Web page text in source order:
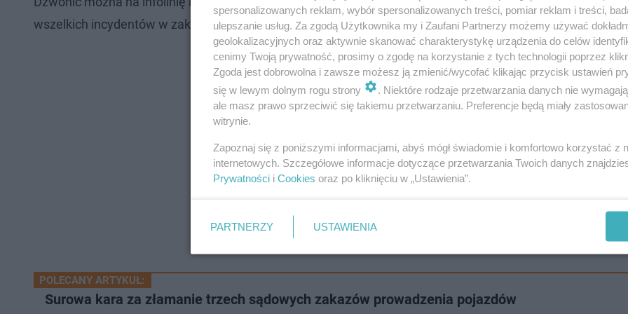
wszelkich incydentów w zakresie cyberbezpieczeństwa.
POLECANY ARTYKUŁ:
Surowa kara za złamanie trzech sądowych zakazów prowadzenia pojazdów
spersonalizowanych reklam, wybór spersonalizowanych treści, pomiar reklam i treści,
ulepszanie usług. Za zgodą Użytkownika my i Zaufani Partnerzy możemy używać
geolokalizacyjnych oraz aktywnie skanować charakterystykę urządzenia do celów
cenimy Twoją prywatność, prosimy o zgodę na korzystanie z tych technologii poprzez
Zgoda jest dobrowolna i zawsze możesz ją zmienić/wycofać klikając przycisk ustawień
się w lewym dolnym rogu strony
. Niektóre rodzaje przetwarzania danych nie
ale masz prawo sprzeciwić się takiemu przetwarzaniu. Preferencje będą miały
witrynie.
Zapoznaj się z poniższymi informacjami, abyś mógł świadomie i komfortowo korzystać z
internetowych. Szczegółowe informacje dotyczące przetwarzania Twoich danych
Prywatności i Cookies oraz po kliknięciu w „Ustawienia”.
PARTNERZY USTAWIENIA